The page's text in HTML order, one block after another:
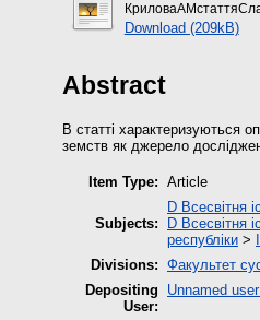
Download (209kB)
Abstract
В статті характеризуються
земств як джерело
Item Type: Article
Subjects:
D Всесвітня
D Всесвітня
республіки >
Divisions: Факультет
Depositing
User:
Unnamed